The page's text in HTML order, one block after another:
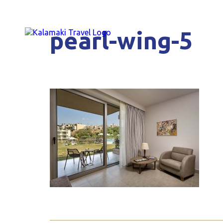
pearl-wing-5